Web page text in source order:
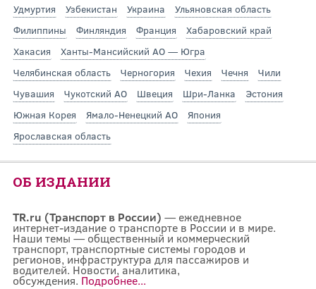
Удмуртия Узбекистан Украина
Ульяновская область
Филиппины
Финляндия Франция
Хабаровский край
Хакасия
Ханты-Мансийский АО — Югра
Челябинская область
Черногория Чехия Чечня
Чили
Чувашия
Чукотский АО Швеция Шри-Ланка
Эстония
Южная Корея
Ямало-Ненецкий АО
Япония
Ярославская область
ОБ ИЗДАНИИ
TR.ru (Транспорт в России) — ежедневное
интернет-издание о транспорте в России и в мире.
Наши темы — общественный и коммерческий
транспорт, транспортные системы городов и
регионов, инфраструктура для пассажиров и
водителей. Новости, аналитика,
обсуждения. Подробнее...